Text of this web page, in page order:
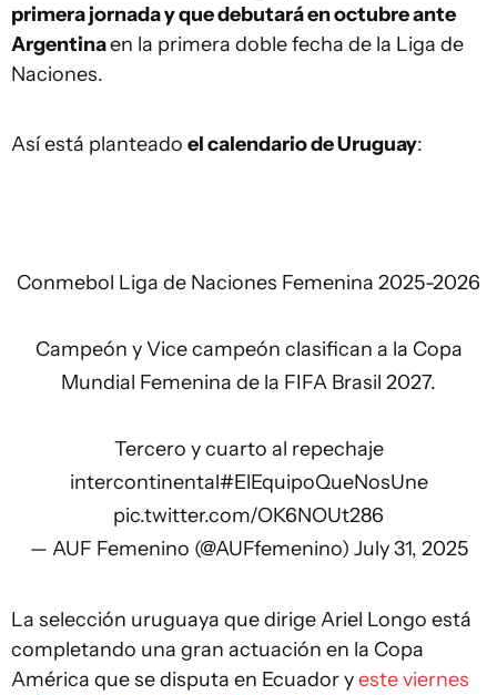
primera jornada y que debutará en octubre ante
Argentinaen la primera doble fecha de la Liga de
Naciones.
Así está planteado el calendario de Uruguay:
Conmebol Liga de Naciones Femenina 2025-2026
Campeón y Vice campeón clasifican a la Copa
Mundial Femenina de la FIFA Brasil 2027.
Tercero y cuarto al repechaje
intercontinental#ElEquipoQueNosUne
pic.twitter.com/OK6NOUt286
— AUF Femenino (@AUFfemenino) July 31, 2025
La selección uruguaya que dirige Ariel Longo está
completando una gran actuación en la Copa
América que se disputa en Ecuador yeste viernes